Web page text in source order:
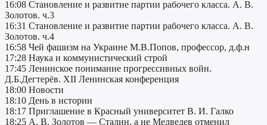
16:08 Становление и развитие партии рабочего класса. А. В.
Золотов. ч.3
16:31 Становление и развитие партии рабочего класса. А. В.
Золотов. ч.4
16:58 Чей фашизм на Украине М.В.Попов, профессор, д.ф.н
17:28 Наука и коммунистический строй
17:45 Ленинское понимание прогрессивных войн.
Д.Б.Дегтерёв. XII Ленинская конференция
18:00 Новости
18:10 День в истории
18:17 Приглашение в Красный университет В. И. Галко
18:25 А. В. Золотов — Сталин, а не Медведев отменил